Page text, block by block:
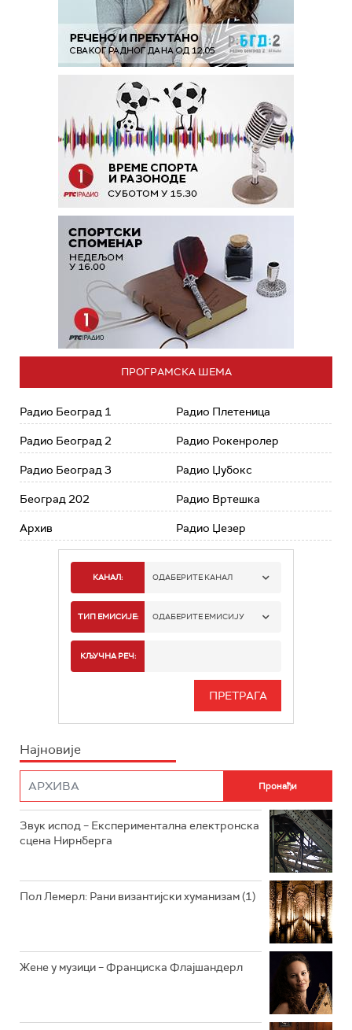
ПРОГРАМСКА ШЕМА
Радио Београд 1
Радио Београд 2
Радио Београд 3
Београд 202
Архив
Радио Плетеница
Радио Рокенролер
Радио Џубокс
Радио Вртешка
Радио Џезер
КАНАЛ: ОДАБЕРИТЕ КАНАЛ
РАДИО БЕОГРАД 1
РАДИО БЕОГРАД 3
РАДИО РОКЕНРОЛЕР
ТИП ЕМИСИЈЕ: ОДАБЕРИТЕ ЕМИСИЈУ
ИНФО
КЉУЧНА РЕЧ:
Најновије
Звук испод – Експериментална електронска
сцена Нирнберга
Пол Лемерл: Рани византијски хуманизам (1)
Жене у музици – Франциска Флајшандерл